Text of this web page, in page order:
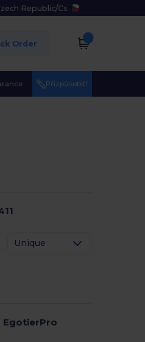
Republic/Cs
Order
Přizpůsobit!
Unique
EgotierPro